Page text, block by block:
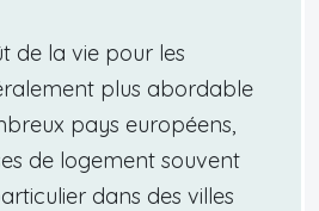
de la vie pour les
plus abordable
pays européens,
de logement souvent
dans des villes